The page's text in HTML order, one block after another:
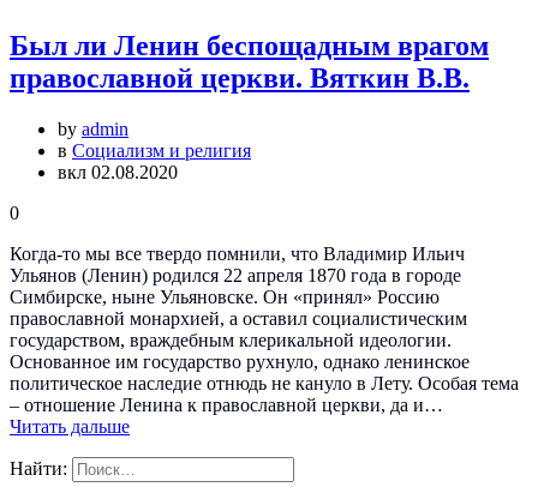
Был ли Ленин беспощадным врагом
православной церкви. Вяткин В.В.
by admin
в Социализм и религия
вкл 02.08.2020
0
Когда-то мы все твердо помнили, что Владимир Ильич
Ульянов (Ленин) родился 22 апреля 1870 года в городе
Симбирске, ныне Ульяновске. Он «принял» Россию
православной монархией, а оставил социалистическим
государством, враждебным клерикальной идеологии.
Основанное им государство рухнуло, однако ленинское
политическое наследие отнюдь не кануло в Лету. Особая тема
– отношение Ленина к православной церкви, да и…
Читать дальше
Найти: